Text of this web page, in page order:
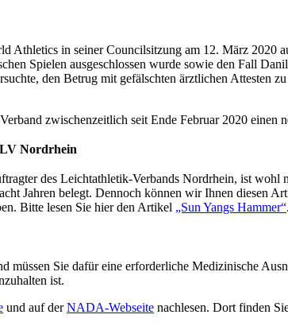
Athletics in seiner Councilsitzung am 12. März 2020
Spielen ausgeschlossen wurde sowie den Fall
den Betrug mit gefälschten ärztlichen Attesten
zwischenzeitlich seit Ende Februar 2020 einen
LV Nordrhein
des Leichtathletik-Verbands Nordrhein, ist wohl
Jahren belegt. Dennoch können wir Ihnen
Bitte lesen Sie hier den Artikel „Sun Yangs Hammer“.
müssen Sie dafür eine erforderliche Medizinische
ist.
und auf derNADA-Webseite nachlesen. Dort finden